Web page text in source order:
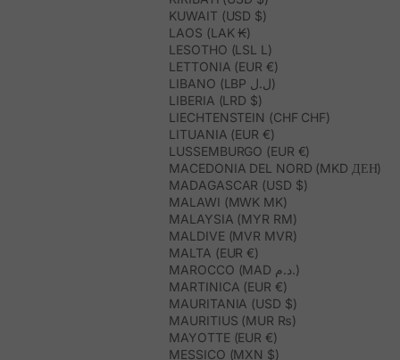
KUWAIT (USD $)
LAOS (LAK ₭)
LESOTHO (LSL L)
LETTONIA (EUR €)
LIBANO (LBP ل.ل)
LIBERIA (LRD $)
LIECHTENSTEIN (CHF CHF)
LITUANIA (EUR €)
LUSSEMBURGO (EUR €)
MACEDONIA DEL NORD (MKD ДЕН)
MADAGASCAR (USD $)
MALAWI (MWK MK)
MALAYSIA (MYR RM)
MALDIVE (MVR MVR)
MALTA (EUR €)
MAROCCO (MAD د.م.)
MARTINICA (EUR €)
MAURITANIA (USD $)
MAURITIUS (MUR ₨)
MAYOTTE (EUR €)
MESSICO (MXN $)